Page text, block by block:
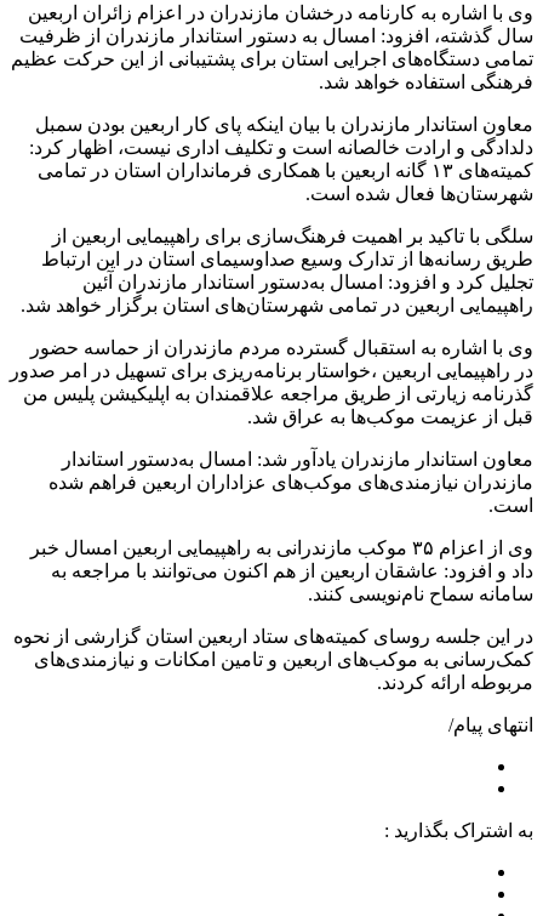
وی با اشاره به کارنامه درخشان مازندران در اعزام زائران اربعین
سال گذشته، افزود: امسال به دستور استاندار مازندران از ظرفیت
تمامی دستگاه‌های اجرایی استان برای پشتیبانی از این حرکت عظیم
فرهنگی استفاده خواهد شد.
معاون استاندار مازندران با بیان اینکه پای کار اربعین بودن سمبل
دلدادگی و ارادت خالصانه است و تکلیف اداری نیست، اظهار کرد:
کمیته‌های ۱۳ گانه اربعین با همکاری فرمانداران استان در تمامی
شهرستان‌ها فعال شده است.
سلگی با تاکید بر اهمیت فرهنگ‌سازی برای راهپیمایی اربعین از
طریق رسانه‌ها از تدارک وسیع صداوسیمای استان در این ارتباط
تجلیل کرد و افزود: امسال به‌دستور استاندار مازندران آئین
راهپیمایی اربعین در تمامی شهرستان‌های استان برگزار خواهد شد.
وی با اشاره به استقبال گسترده مردم مازندران از حماسه حضور
در راهپیمایی اربعین ،خواستار برنامه‌ریزی برای تسهیل در امر صدور
گذرنامه زیارتی از طریق مراجعه علاقمندان به اپلیکیشن پلیس من
قبل از عزیمت موکب‌ها به عراق شد.
معاون استاندار مازندران یادآور شد: امسال به‌دستور استاندار
مازندران نیازمندی‌های موکب‌های عزاداران اربعین فراهم شده
است.
وی از اعزام ۳۵ موکب مازندرانی به راهپیمایی اربعین امسال خبر
داد و افزود: عاشقان اربعین از هم اکنون می‌توانند با مراجعه به
سامانه سماح نام‌نویسی کنند.
در این جلسه روسای کمیته‌های ستاد اربعین استان گزارشی از نحوه
کمک‌رسانی به موکب‌های اربعین و تامین امکانات و نیازمندی‌های
مربوطه ارائه کردند.
انتهای پیام/
به اشتراک بگذارید :